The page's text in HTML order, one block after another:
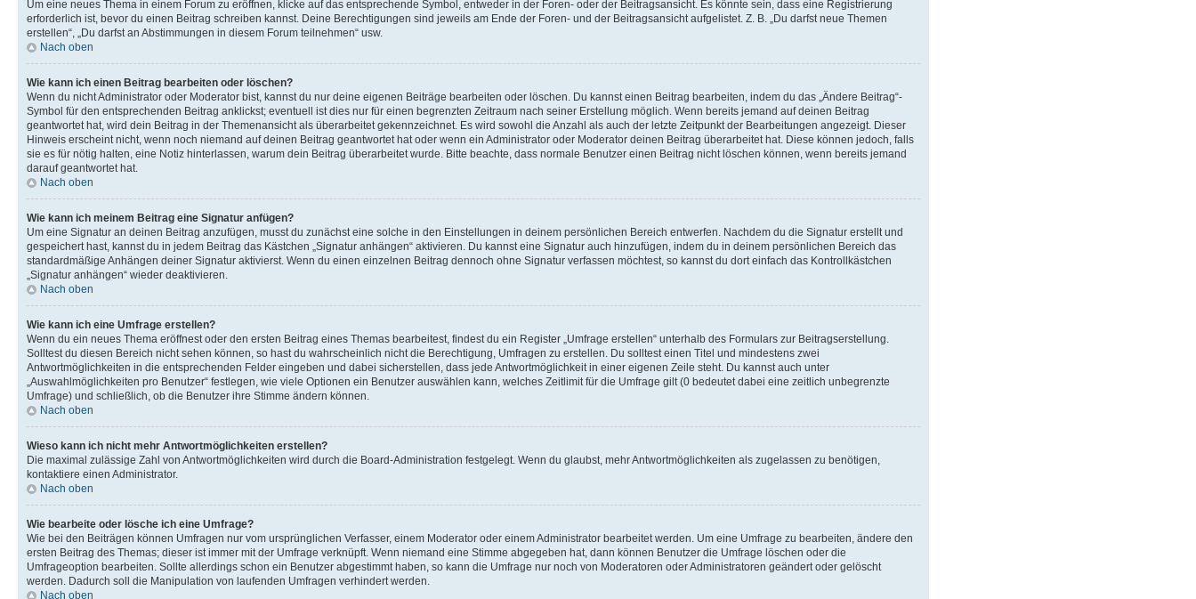
Um eine neues Thema in einem Forum zu eröffnen, klicke auf das entsprechende Symbol, entweder in der Foren- oder der Beitragsansicht. Es könnte sein, dass eine Registrierung
erforderlich ist, bevor du einen Beitrag schreiben kannst. Deine Berechtigungen sind jeweils am Ende der Foren- und der Beitragsansicht aufgelistet. Z. B. „Du darfst neue Themen
erstellen“, „Du darfst an Abstimmungen in diesem Forum teilnehmen“ usw.
Nach oben
Wie kann ich einen Beitrag bearbeiten oder löschen?
Wenn du nicht Administrator oder Moderator bist, kannst du nur deine eigenen Beiträge bearbeiten oder löschen. Du kannst einen Beitrag bearbeiten, indem du das „Ändere Beitrag“-
Symbol für den entsprechenden Beitrag anklickst; eventuell ist dies nur für einen begrenzten Zeitraum nach seiner Erstellung möglich. Wenn bereits jemand auf deinen Beitrag
geantwortet hat, wird dein Beitrag in der Themenansicht als überarbeitet gekennzeichnet. Es wird sowohl die Anzahl als auch der letzte Zeitpunkt der Bearbeitungen angezeigt. Dieser
Hinweis erscheint nicht, wenn noch niemand auf deinen Beitrag geantwortet hat oder wenn ein Administrator oder Moderator deinen Beitrag überarbeitet hat. Diese können jedoch, falls
sie es für nötig halten, eine Notiz hinterlassen, warum dein Beitrag überarbeitet wurde. Bitte beachte, dass normale Benutzer einen Beitrag nicht löschen können, wenn bereits jemand
darauf geantwortet hat.
Nach oben
Wie kann ich meinem Beitrag eine Signatur anfügen?
Um eine Signatur an deinen Beitrag anzufügen, musst du zunächst eine solche in den Einstellungen in deinem persönlichen Bereich entwerfen. Nachdem du die Signatur erstellt und
gespeichert hast, kannst du in jedem Beitrag das Kästchen „Signatur anhängen“ aktivieren. Du kannst eine Signatur auch hinzufügen, indem du in deinem persönlichen Bereich das
standardmäßige Anhängen deiner Signatur aktivierst. Wenn du einen einzelnen Beitrag dennoch ohne Signatur verfassen möchtest, so kannst du dort einfach das Kontrollkästchen
„Signatur anhängen“ wieder deaktivieren.
Nach oben
Wie kann ich eine Umfrage erstellen?
Wenn du ein neues Thema eröffnest oder den ersten Beitrag eines Themas bearbeitest, findest du ein Register „Umfrage erstellen“ unterhalb des Formulars zur Beitragserstellung.
Solltest du diesen Bereich nicht sehen können, so hast du wahrscheinlich nicht die Berechtigung, Umfragen zu erstellen. Du solltest einen Titel und mindestens zwei
Antwortmöglichkeiten in die entsprechenden Felder eingeben und dabei sicherstellen, dass jede Antwortmöglichkeit in einer eigenen Zeile steht. Du kannst auch unter
„Auswahlmöglichkeiten pro Benutzer“ festlegen, wie viele Optionen ein Benutzer auswählen kann, welches Zeitlimit für die Umfrage gilt (0 bedeutet dabei eine zeitlich unbegrenzte
Umfrage) und schließlich, ob die Benutzer ihre Stimme ändern können.
Nach oben
Wieso kann ich nicht mehr Antwortmöglichkeiten erstellen?
Die maximal zulässige Zahl von Antwortmöglichkeiten wird durch die Board-Administration festgelegt. Wenn du glaubst, mehr Antwortmöglichkeiten als zugelassen zu benötigen,
kontaktiere einen Administrator.
Nach oben
Wie bearbeite oder lösche ich eine Umfrage?
Wie bei den Beiträgen können Umfragen nur vom ursprünglichen Verfasser, einem Moderator oder einem Administrator bearbeitet werden. Um eine Umfrage zu bearbeiten, ändere den
ersten Beitrag des Themas; dieser ist immer mit der Umfrage verknüpft. Wenn niemand eine Stimme abgegeben hat, dann können Benutzer die Umfrage löschen oder die
Umfrageoption bearbeiten. Sollte allerdings schon ein Benutzer abgestimmt haben, so kann die Umfrage nur noch von Moderatoren oder Administratoren geändert oder gelöscht
werden. Dadurch soll die Manipulation von laufenden Umfragen verhindert werden.
Nach oben